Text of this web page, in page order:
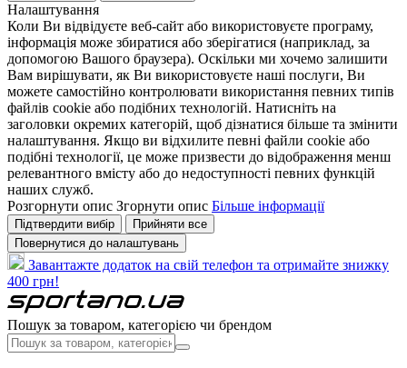
Налаштування
Коли Ви відвідуєте веб-сайт або використовуєте програму,
інформація може збиратися або зберігатися (наприклад, за
допомогою Вашого браузера). Оскільки ми хочемо залишити
Вам вирішувати, як Ви використовуєте наші послуги, Ви
можете самостійно контролювати використання певних типів
файлів cookie або подібних технологій. Натисніть на
заголовки окремих категорій, щоб дізнатися більше та змінити
налаштування. Якщо ви відхилите певні файли cookie або
подібні технології, це може призвести до відображення менш
релевантного вмісту або до недоступності певних функцій
наших служб.
Розгорнути опис Згорнути опис Більше інформації
Підтвердити вибір
Прийняти все
Повернутися до налаштувань
Завантажте додаток на свій телефон та отримайте знижку
400 грн!
Пошук за товаром, категорією чи брендом